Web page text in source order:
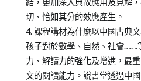
切、恰如其分的效應產生。
4. 課程講材為什麼以中國古典
孩子對於數學、自然、社會…….
力、解讀力的強化及增進，最
文的閱讀能力。說書堂透過中